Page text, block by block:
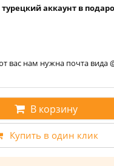
аккаунт в
вас нам нужна почта вида
В корзину
Купить в один клик